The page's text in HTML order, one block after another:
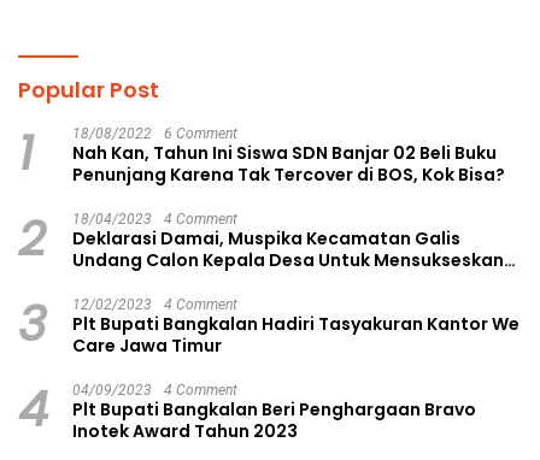
Popular Post
1 18/08/2022 6 Comment
Nah Kan, Tahun Ini Siswa SDN Banjar 02 Beli Buku
Penunjang Karena Tak Tercover di BOS, Kok Bisa?
2 18/04/2023 4 Comment
Deklarasi Damai, Muspika Kecamatan Galis
Undang Calon Kepala Desa Untuk Mensukseskan
3 12/02/2023 4 Comment
Plt Bupati Bangkalan Hadiri Tasyakuran Kantor We
Care Jawa Timur
4 04/09/2023 4 Comment
Plt Bupati Bangkalan Beri Penghargaan Bravo
Inotek Award Tahun 2023